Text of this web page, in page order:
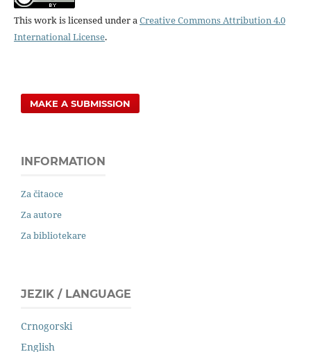
This work is licensed under aCreative Commons Attribution 4.0
International License.
MAKE A SUBMISSION
INFORMATION
Za čitaoce
Za autore
Za bibliotekare
JEZIK / LANGUAGE
Crnogorski
English